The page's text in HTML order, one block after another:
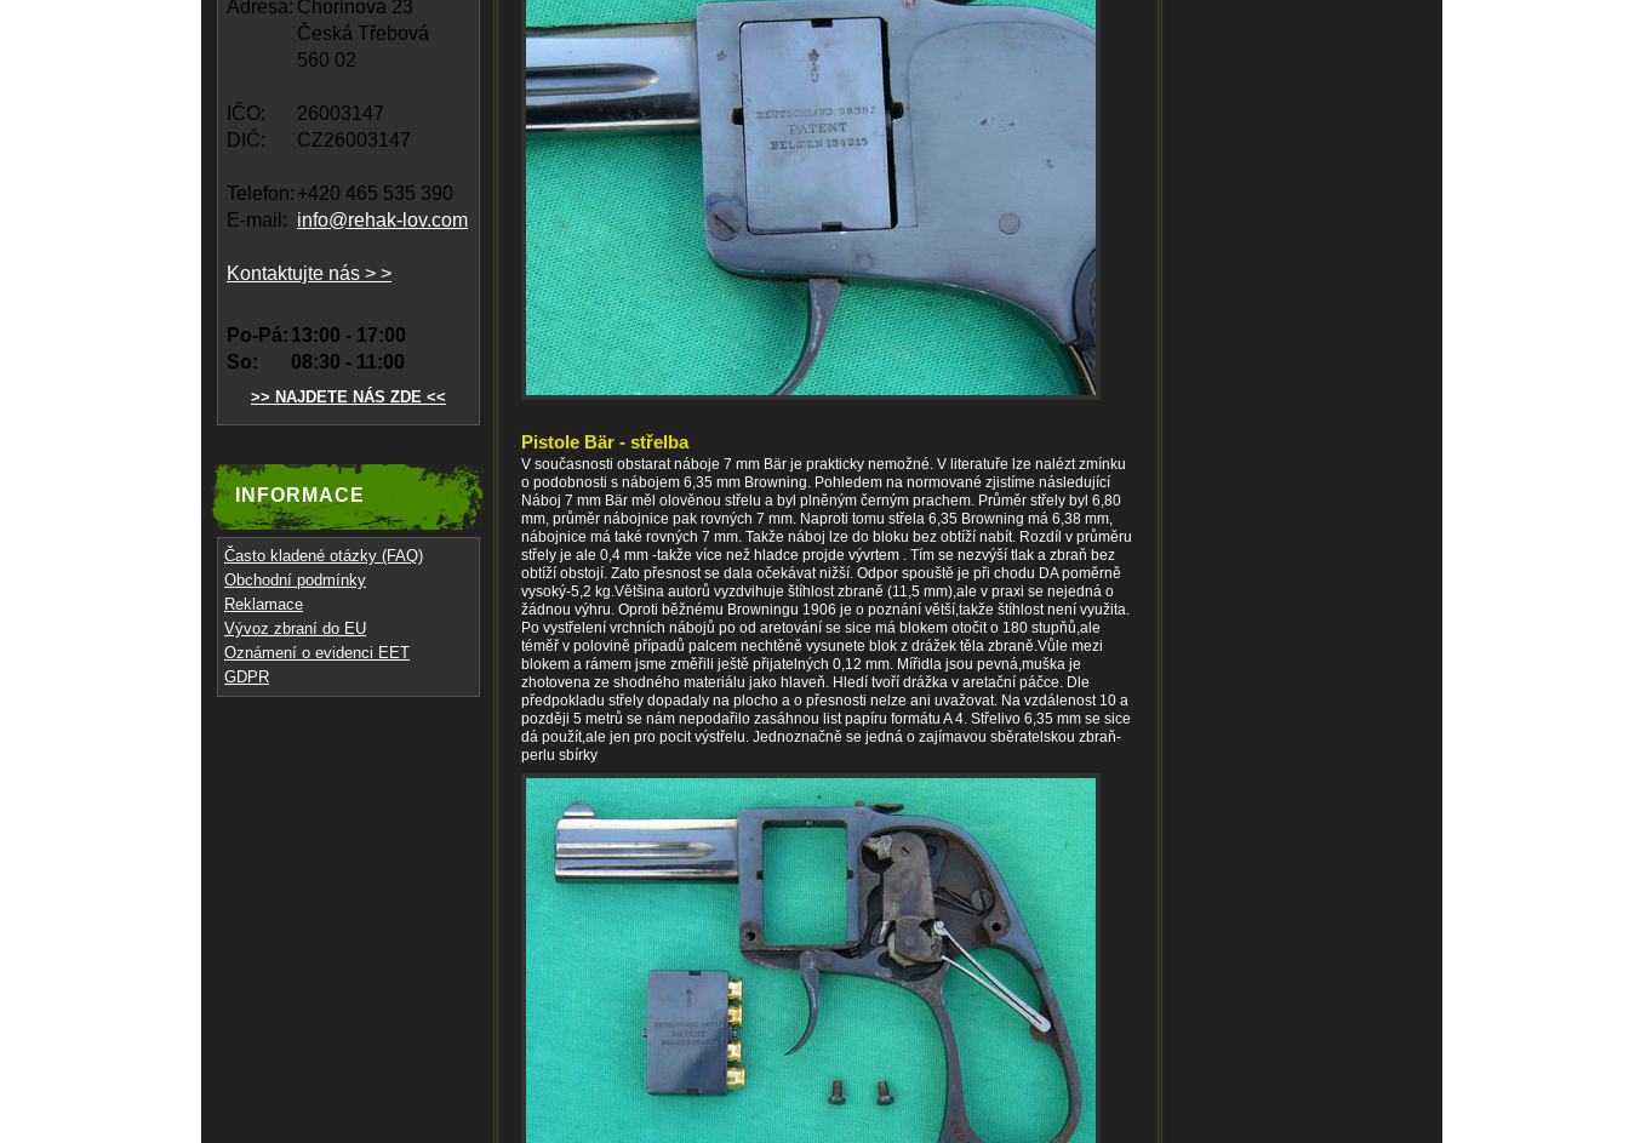
Adresa: Chorinova 23
Česká Třebová
560 02
IČO:
26003147
DIČ:
CZ26003147
Telefon: +420 465 535 390
E-mail: info@rehak-lov.com
Kontaktujte nás > >
Po-Pá: 13:00 - 17:00
So:
08:30 - 11:00
>> NAJDETE NÁS ZDE <<
INFORMACE
Často kladené otázky (FAQ)
Obchodní podmínky
Reklamace
Vývoz zbraní do EU
Oznámení o evidenci EET
GDPR
Pistole Bär - střelba
V současnosti obstarat náboje 7 mm Bär je prakticky nemožné. V literatuře lze nalézt zmínku
o podobnosti s nábojem 6,35 mm Browning. Pohledem na normované zjistíme následující
Náboj 7 mm Bär měl olověnou střelu a byl plněným černým prachem. Průměr střely byl 6,80
mm, průměr nábojnice pak rovných 7 mm. Naproti tomu střela 6,35 Browning má 6,38 mm,
nábojnice má také rovných 7 mm. Takže náboj lze do bloku bez obtíží nabít. Rozdíl v průměru
střely je ale 0,4 mm -takže více než hladce projde vývrtem . Tím se nezvýší tlak a zbraň bez
obtíží obstojí. Zato přesnost se dala očekávat nižší. Odpor spouště je při chodu DA poměrně
vysoký-5,2 kg.Většina autorů vyzdvihuje štíhlost zbraně (11,5 mm),ale v praxi se nejedná o
žádnou výhru. Oproti běžnému Browningu 1906 je o poznání větší,takže štíhlost není využita.
Po vystřelení vrchních nábojů po od aretování se sice má blokem otočit o 180 stupňů,ale
téměř v polovině případů palcem nechtěně vysunete blok z drážek těla zbraně.Vůle mezi
blokem a rámem jsme změřili ještě přijatelných 0,12 mm. Mířidla jsou pevná,muška je
zhotovena ze shodného materiálu jako hlaveň. Hledí tvoří drážka v aretační páčce. Dle
předpokladu střely dopadaly na plocho a o přesnosti nelze ani uvažovat. Na vzdálenost 10 a
později 5 metrů se nám nepodařilo zasáhnou list papíru formátu A 4. Střelivo 6,35 mm se sice
dá použít,ale jen pro pocit výstřelu. Jednoznačně se jedná o zajímavou sběratelskou zbraň-
perlu sbírky